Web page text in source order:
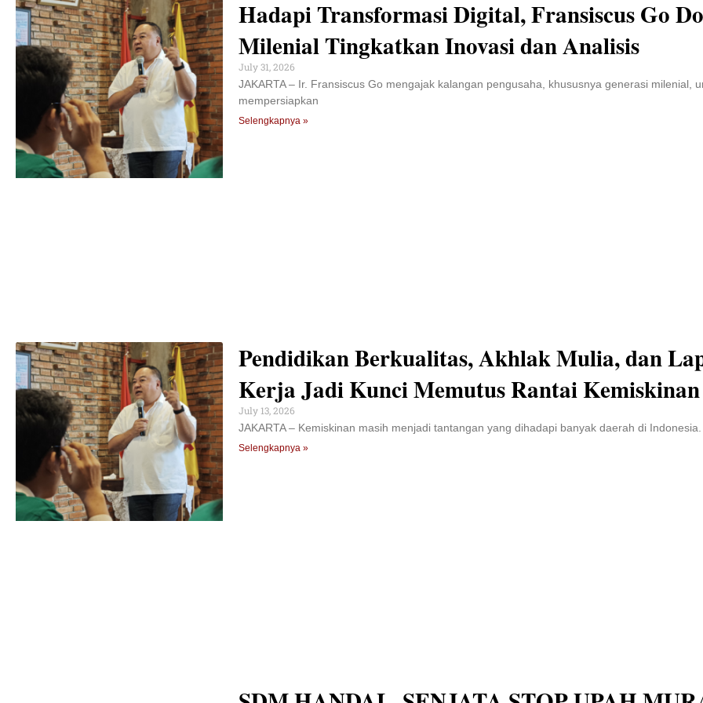
Hadapi Transformasi Digital, Fransiscus Go
Milenial Tingkatkan Inovasi dan Analisis
July 31, 2026
JAKARTA – Ir. Fransiscus Go mengajak kalangan pengusaha, khususnya generasi milenial,
mempersiapkan
Selengkapnya »
Pendidikan Berkualitas, Akhlak Mulia, dan
Kerja Jadi Kunci Memutus Rantai Kemiskinan
July 13, 2026
JAKARTA – Kemiskinan masih menjadi tantangan yang dihadapi banyak daerah di Indonesia.
Selengkapnya »